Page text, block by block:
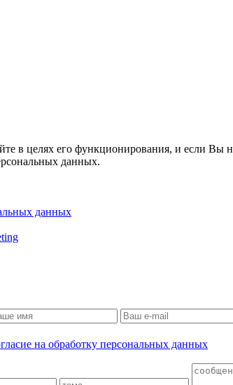
в целях его функционирования, и если
данных.
данных
на обработку персональных данных